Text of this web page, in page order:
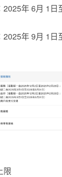
2025年 6月 1日
2025年 9月 1日
限